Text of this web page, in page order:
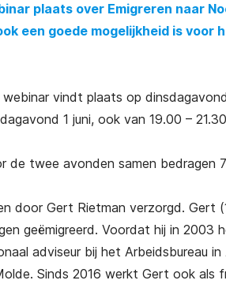
plaats over Emigreren naar
een goede mogelijkheid is
vindt plaats op
1 juni, ook van 19.00 –
de twee avonden samen bedragen
door Gert Rietman verzorgd. Gert
geëmigreerd. Voordat hij in
adviseur bij het Arbeidsbureau
Sinds 2016 werkt Gert ook als